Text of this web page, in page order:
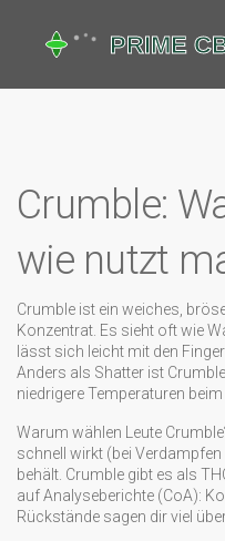
Crumble:
wie nutzt
Crumble ist ein weiches,
Konzentrat. Es sieht oft wie
lässt sich leicht mit den
Anders als Shatter ist
niedrigere Temperaturen beim
Warum wählen Leute
schnell wirkt (bei
behält. Crumble gibt es als
auf Analyseberichte (CoA):
Rückstände sagen dir viel